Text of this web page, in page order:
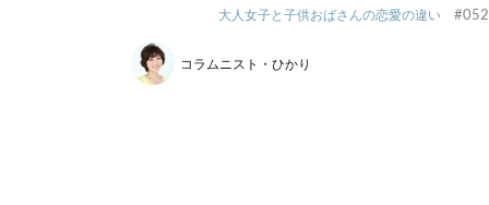
大人女子と子供おばさんの恋愛の違い #052
コラムニスト・ひかり